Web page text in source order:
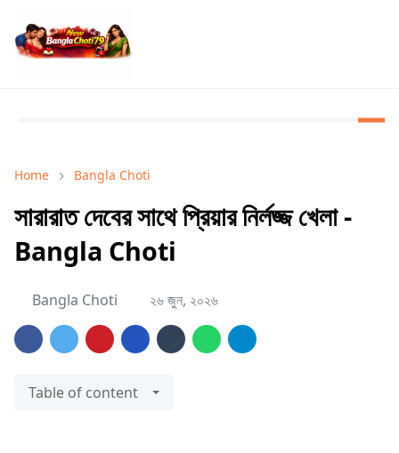
Home Bangla Choti
সারারাত দেবের সাথে প্রিয়ার নির্লজ্জ খেলা -
Bangla Choti
Bangla Choti ২৬ জুন, ২০২৬
Table of content